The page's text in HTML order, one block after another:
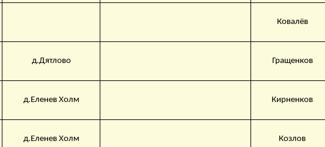
Ковалёв
д.Дятлово Гращенков
д.Еленев Холм Кирненков
д.Еленев Холм Козлов